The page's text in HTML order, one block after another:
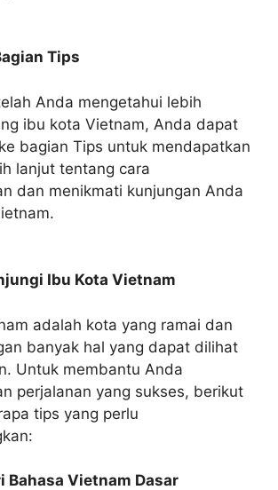
Tips
Anda mengetahui lebih
ibu kota Vietnam, Anda dapat
bagian Tips untuk mendapatkan
lanjut tentang cara
dan menikmati kunjungan Anda
Ibu Kota Vietnam
adalah kota yang ramai dan
banyak hal yang dapat dilihat
Untuk membantu Anda
perjalanan yang sukses, berikut
tips yang perlu
Bahasa Vietnam Dasar